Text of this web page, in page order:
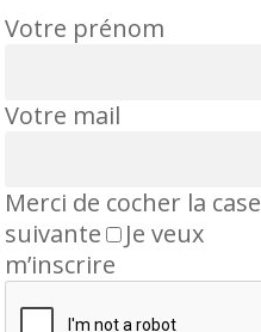
Votre prénom
Votre mail
Merci de cocher la case
suivante
Je veux
m’inscrire